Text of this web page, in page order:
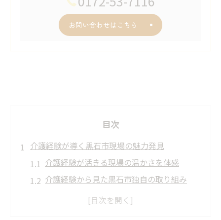
お問い合わせはこちら
目次
介護経験が導く黒石市現場の魅力発見
介護経験が活きる現場の温かさを体感
介護経験から見た黒石市独自の取り組み
現場の声で伝える介護経験のリアルな価値